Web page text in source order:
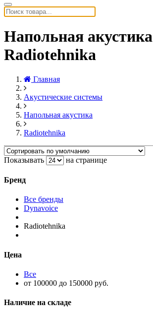
Напольная акустика
Radiotehnika
Главная
Акустические системы
Напольная акустика
Radiotehnika
Показывать на странице
Бренд
Все бренды
Dynavoice
Radiotehnika
Цена
Все
от 100000 до 150000 руб.
Наличие на складе